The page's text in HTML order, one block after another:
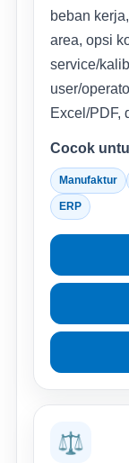
beban
area, opsi
service/
user/
Excel/PDF,
Cocok
Manufaktur
ERP
⚖️